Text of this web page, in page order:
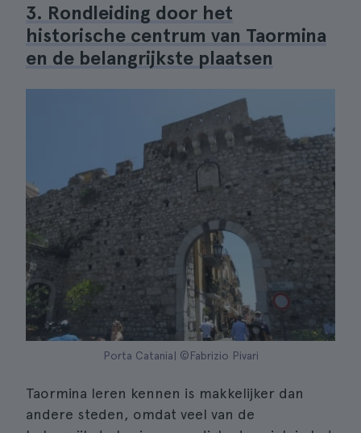
3. Rondleiding door het
historische centrum van Taormina
en de belangrijkste plaatsen
Porta Catania| ©Fabrizio Pivari
Taormina leren kennen is makkelijker dan
andere steden, omdat veel van de